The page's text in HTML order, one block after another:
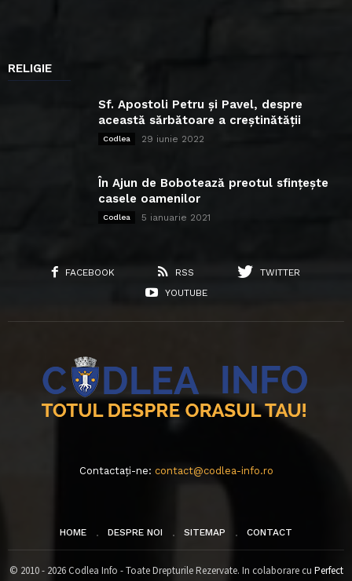
RELIGIE
Sf. Apostoli Petru și Pavel, despre
această sărbătoare a creștinătății
Codlea 29 iunie 2022
În Ajun de Bobotează preotul sfințește
casele oamenilor
Codlea 5 ianuarie 2021
FACEBOOK RSS
TWITTER
YOUTUBE
Contactați-ne: contact@codlea-info.ro
HOME DESPRE NOI SITEMAP CONTACT
© 2010 - 2026 Codlea Info - Toate Drepturile Rezervate. In colaborare cu Perfect